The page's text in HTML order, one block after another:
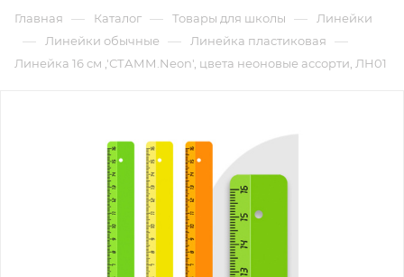
Главная — Каталог — Товары для школы — Линейки
— Линейки обычные — Линейка пластиковая —
Линейка 16 см ,'СТАММ.Neon', цвета неоновые ассорти, ЛН01